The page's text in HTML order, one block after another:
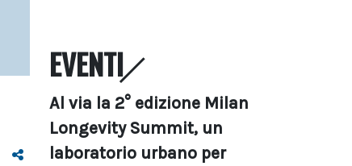
EVENTI
Al via la 2° edizione Milan
Longevity Summit, un
laboratorio urbano per